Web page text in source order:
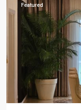
Featured